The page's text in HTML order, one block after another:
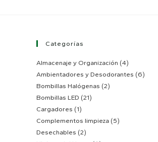
Categorías
Almacenaje y Organización (4)
Ambientadores y Desodorantes (6)
Bombillas Halógenas (2)
Bombillas LED (21)
Cargadores (1)
Complementos limpieza (5)
Desechables (2)